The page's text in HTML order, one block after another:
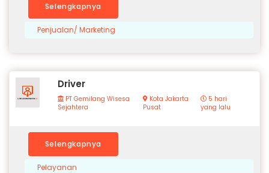
Selengkapnya
Penjualan/ Marketing
Driver
PT Gemilang Wisesa
Sejahtera
Kota Jakarta
Pusat
5 hari
yang lalu
Selengkapnya
Pelayanan